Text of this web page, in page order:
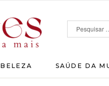
BELEZA SAÚDE DA